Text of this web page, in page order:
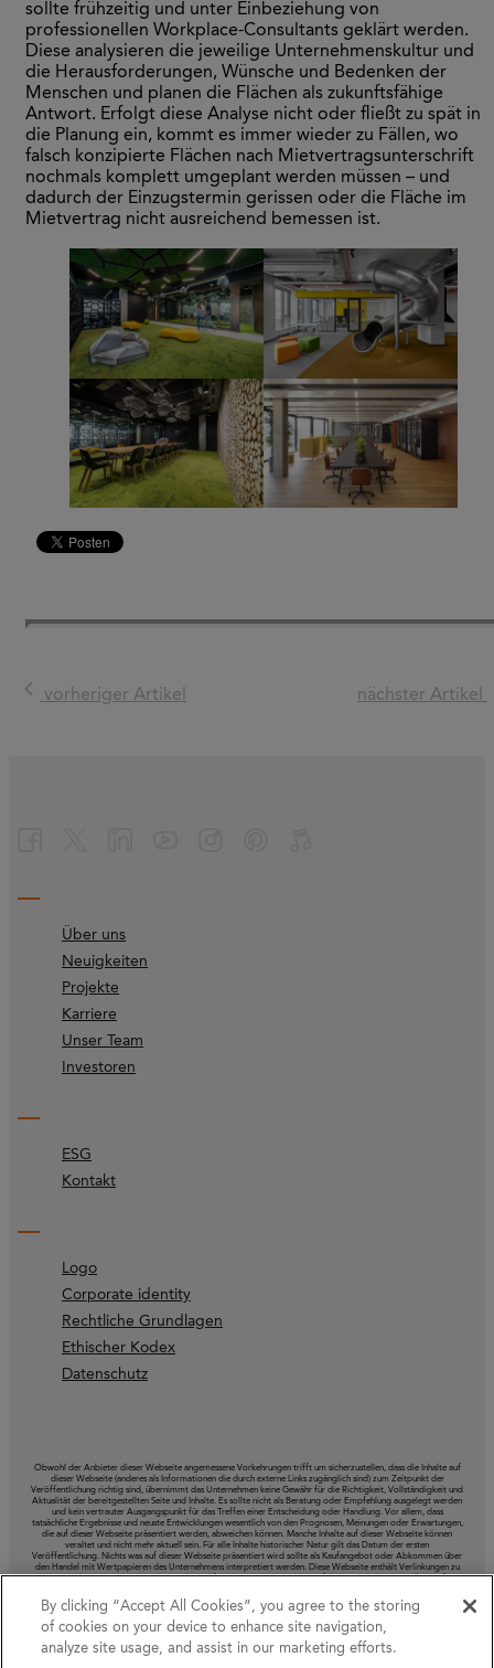
sollte frühzeitig und unter Einbeziehung von
professionellen Workplace-Consultants geklärt werden.
Diese analysieren die jeweilige Unternehmenskultur und
die Herausforderungen, Wünsche und Bedenken der
Menschen und planen die Flächen als zukunftsfähige
Antwort. Erfolgt diese Analyse nicht oder fließt zu spät in
die Planung ein, kommt es immer wieder zu Fällen, wo
falsch konzipierte Flächen nach Mietvertragsunterschrift
nochmals komplett umgeplant werden müssen – und
dadurch der Einzugstermin gerissen oder die Fläche im
Mietvertrag nicht ausreichend bemessen ist.
vorheriger Artikel nächster Artikel
Über uns
Neuigkeiten
Projekte
Karriere
Unser Team
Investoren
ESG
Kontakt
Logo
Corporate identity
Rechtliche Grundlagen
Ethischer Kodex
Datenschutz
Obwohl der Anbieter dieser Webseite angemessene Vorkehrungen trifft um sicherzustellen, dass die Inhalte auf
dieser Webseite (anderes als Informationen die durch externe Links zugänglich sind) zum Zeitpunkt der
Veröffentlichung richtig sind, übernimmt das Unternehmen keine Gewähr für die Richtigkeit, Vollständigkeit und
Aktualität der bereitgestellten Seite und Inhalte. Es sollte nicht als Beratung oder Empfehlung ausgelegt werden
und kein vertrauter Ausgangspunkt für das Treffen einer Entscheidung oder Handlung. Vor allem, dass
tatsächliche Ergebnisse und neuste Entwicklungen wesentlich von den Prognosen, Meinungen oder Erwartungen,
die auf dieser Webseite präsentiert werden, abweichen können. Manche Inhalte auf dieser Webseite können
veraltet und nicht mehr aktuell sein. Für alle Inhalte historischer Natur gilt das Datum der ersten
Veröffentlichung. Nichts was auf dieser Webseite präsentiert wird sollte als Kaufangebot oder Abkommen über
den Handel mit Wertpapieren des Unternehmens interpretiert werden. Diese Webseite enthält Verlinkungen zu
andern Webseiten. Das Unternehmen überprüft nicht den Inhalt und hat auf deren Inhalt keinen Einfluss, haftet
By clicking “Accept All Cookies”, you agree to the storing
of cookies on your device to enhance site navigation,
analyze site usage, and assist in our marketing efforts.